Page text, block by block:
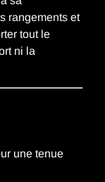
rangements et
tout le
ni la
une tenue